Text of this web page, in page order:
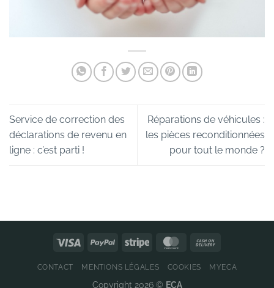
Service de correction des
déclarations de revenu en
ligne : c’est parti !
Réparations de véhicules :
les pièces reconditionnées
pour tout le monde ?
CONTACT MENTIONS LÉGALES COOKIES MYECA
Copyright 2026 © ECA